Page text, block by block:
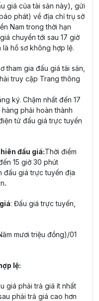
giá của tài sản này), gửi
phát) về địa chỉ trụ sở
Nam trong thời hạn
chuyển tới sau 17 giờ
hồ sơ không hợp lệ.
tham gia đấu giá tài sản,
truy cập Trang thông
ký. Chậm nhất đến 17
phải hoàn thành
tử đấu giá trực tuyến
đấu giá:Thời điểm
15 giờ 30 phút
đấu giá trực tuyến địa
.
: Đấu giá trực tuyến,
mươi triệu đồng)/01
lệ:
giá phải trả giá ít nhất
phải trả giá cao hơn